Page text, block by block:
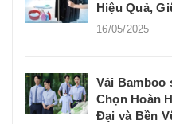
Hiệu Quả,
16/05/2025
Vải
Chọn Hoàn
Đại và Bền